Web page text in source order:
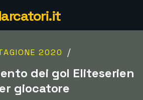
2020 /
dei gol Eliteserien
giocatore